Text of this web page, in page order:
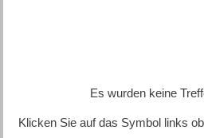
Es wurden keine
Klicken Sie auf das Symbol links